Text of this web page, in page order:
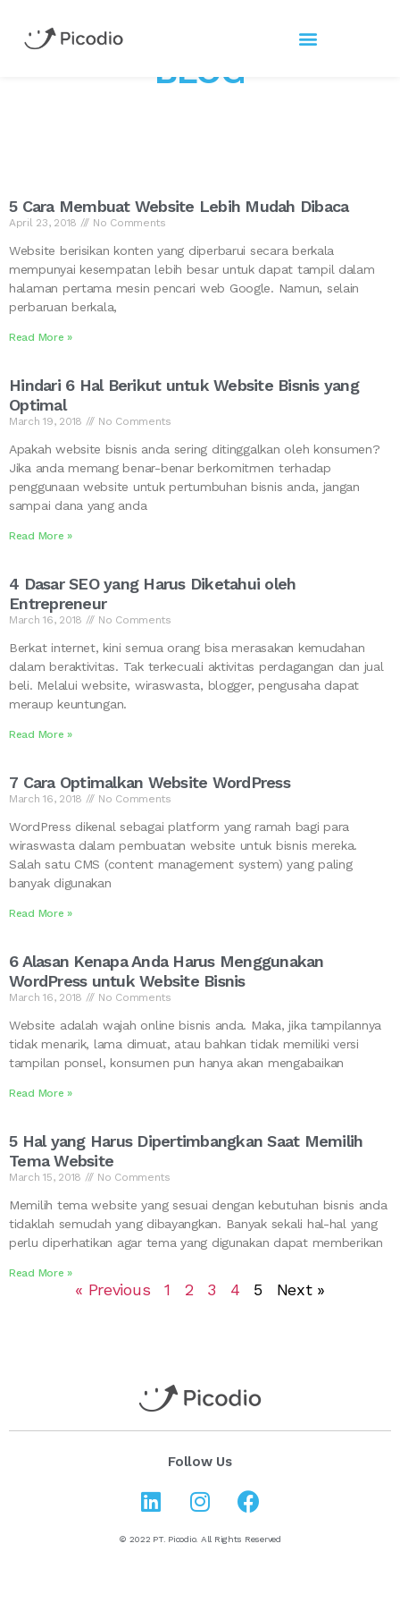
BLOG
5 Cara Membuat Website Lebih Mudah Dibaca
April 23, 2018 No Comments
Website berisikan konten yang diperbarui secara berkala
mempunyai kesempatan lebih besar untuk dapat tampil dalam
halaman pertama mesin pencari web Google. Namun, selain
perbaruan berkala,
Read More »
Hindari 6 Hal Berikut untuk Website Bisnis yang
Optimal
March 19, 2018 No Comments
Apakah website bisnis anda sering ditinggalkan oleh konsumen?
Jika anda memang benar-benar berkomitmen terhadap
penggunaan website untuk pertumbuhan bisnis anda, jangan
sampai dana yang anda
Read More »
4 Dasar SEO yang Harus Diketahui oleh
Entrepreneur
March 16, 2018 No Comments
Berkat internet, kini semua orang bisa merasakan kemudahan
dalam beraktivitas. Tak terkecuali aktivitas perdagangan dan jual
beli. Melalui website, wiraswasta, blogger, pengusaha dapat
meraup keuntungan.
Read More »
7 Cara Optimalkan Website WordPress
March 16, 2018 No Comments
WordPress dikenal sebagai platform yang ramah bagi para
wiraswasta dalam pembuatan website untuk bisnis mereka.
Salah satu CMS (content management system) yang paling
banyak digunakan
Read More »
6 Alasan Kenapa Anda Harus Menggunakan
WordPress untuk Website Bisnis
March 16, 2018 No Comments
Website adalah wajah online bisnis anda. Maka, jika tampilannya
tidak menarik, lama dimuat, atau bahkan tidak memiliki versi
tampilan ponsel, konsumen pun hanya akan mengabaikan
Read More »
5 Hal yang Harus Dipertimbangkan Saat Memilih
Tema Website
March 15, 2018 No Comments
Memilih tema website yang sesuai dengan kebutuhan bisnis anda
tidaklah semudah yang dibayangkan. Banyak sekali hal-hal yang
perlu diperhatikan agar tema yang digunakan dapat memberikan
Read More »
« Previous 1 2 3 4 5 Next »
Follow Us
© 2022 PT. Picodio. All Rights Reserved